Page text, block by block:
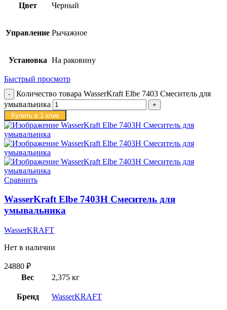
Цвет Черный
Управление Рычажное
Установка На раковину
Быстрый просмотр
Количество товара WasserKraft Elbe 7403 Смеситель для
умывальника
Купить в 1 клик
Сравнить
WasserKraft Elbe 7403H Смеситель для
умывальника
WasserKRAFT
Нет в наличии
24880 ₽
Вес
2,375 кг
Бренд WasserKRAFT